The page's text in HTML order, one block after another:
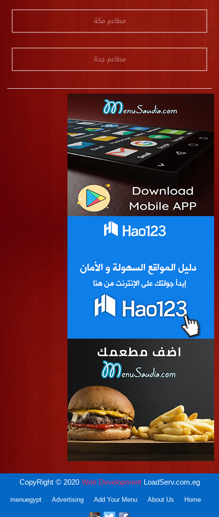
مطاعم مكة
مطاعم جدة
CopyRight © 2020Web Development LoadServ.com.eg
Home
About Us
Add Your Menu
Advertising
menuegypt